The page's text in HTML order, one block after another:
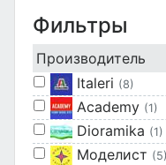
Фильтры
Производитель
Italeri (8)
Academy (1)
Dioramika (1)
Моделист (5)